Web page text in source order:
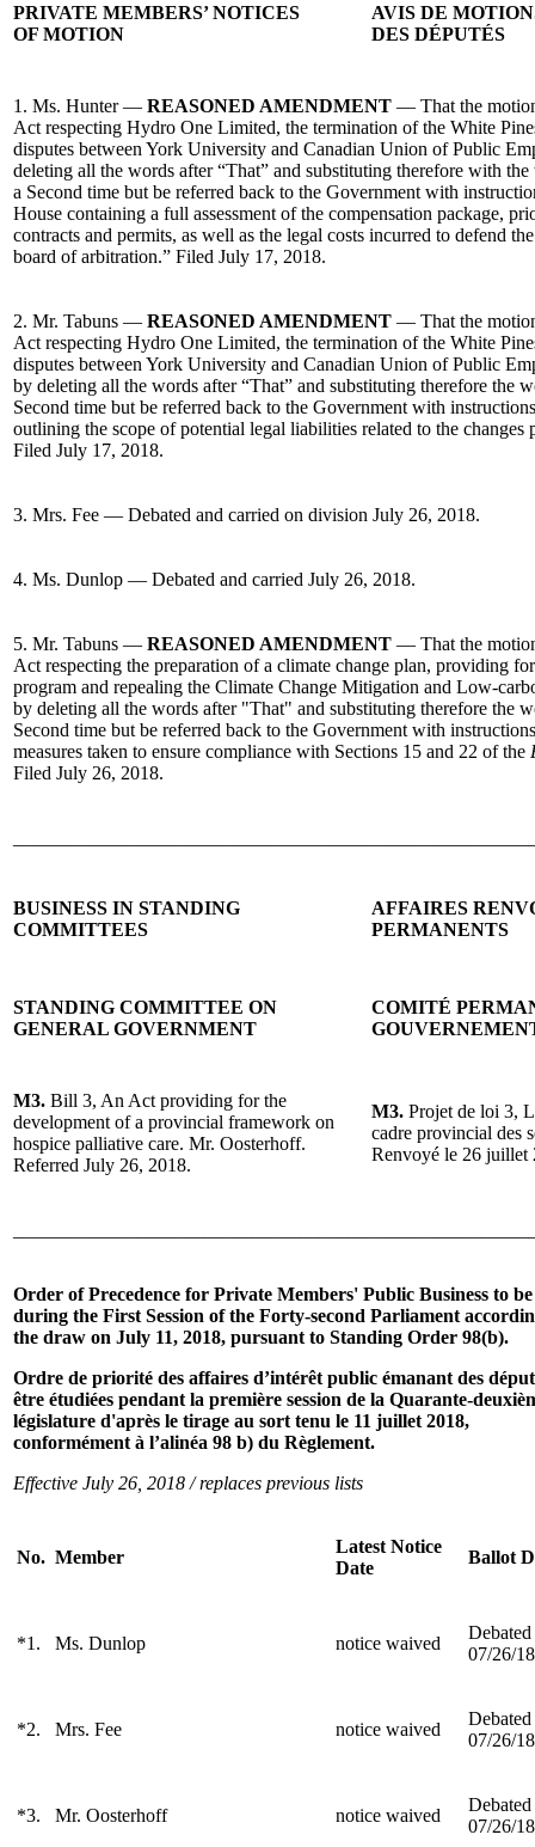
PRIVATE MEMBERS’ NOTICES
OF MOTION
AVIS DE
DES DÉPUTÉS
1. Ms. Hunter — REASONED AMENDMENT — That the
Act respecting Hydro One Limited, the termination of the White
disputes between York University and Canadian Union of Public
deleting all the words after “That” and substituting therefore with
a Second time but be referred back to the Government with
House containing a full assessment of the compensation package,
contracts and permits, as well as the legal costs incurred to defend
board of arbitration.” Filed July 17, 2018.
2. Mr. Tabuns — REASONED AMENDMENT — That the
Act respecting Hydro One Limited, the termination of the White
disputes between York University and Canadian Union of Public
by deleting all the words after “That” and substituting therefore the
Second time but be referred back to the Government with
outlining the scope of potential legal liabilities related to the
Filed July 17, 2018.
3. Mrs. Fee — Debated and carried on division July 26, 2018.
4. Ms. Dunlop — Debated and carried July 26, 2018.
5. Mr. Tabuns — REASONED AMENDMENT — That the
Act respecting the preparation of a climate change plan, providing
program and repealing the Climate Change Mitigation and Low-
by deleting all the words after "That" and substituting therefore the
Second time but be referred back to the Government with
measures taken to ensure compliance with Sections 15 and 22 of the
Filed July 26, 2018.
BUSINESS IN STANDING
COMMITTEES
AFFAIRES
PERMANENTS
STANDING COMMITTEE ON
GENERAL GOVERNMENT
COMITÉ
M3. Bill 3, An Act providing for the
development of a provincial framework on
hospice palliative care. Mr. Oosterhoff.
Referred July 26, 2018.
M3. Projet de loi 3,
cadre provincial des
Renvoyé le 26 juillet
Order of Precedence for Private Members' Public Business to
during the First Session of the Forty-second Parliament
the draw on July 11, 2018, pursuant to Standing Order 98(b).
Ordre de priorité des affaires d’intérêt public émanant des
être étudiées pendant la première session de la Quarante-
législature d'après le tirage au sort tenu le 11 juillet 2018,
conformément à l’alinéa 98 b) du Règlement.
Effective July 26, 2018 / replaces previous lists
No. Member
Latest Notice
Date
Ballot
*1. Ms. Dunlop notice waived
Debated
07/26/18
*2. Mrs. Fee notice waived
Debated
07/26/18
*3. Mr. Oosterhoff notice waived
Debated
07/26/18